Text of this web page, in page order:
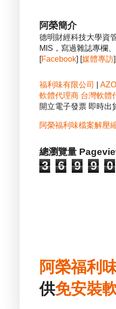
阿榮簡介
德明財經科技大學資
MIS，寫過雜誌專欄、
[Facebook] [媒體專訪
福利味有限公司
軟體代理商 台灣軟體
開立電子發票 即時出
阿榮福利味檔案解壓
總瀏覽量
3 6 9 9 0
阿榮福利
供免安裝